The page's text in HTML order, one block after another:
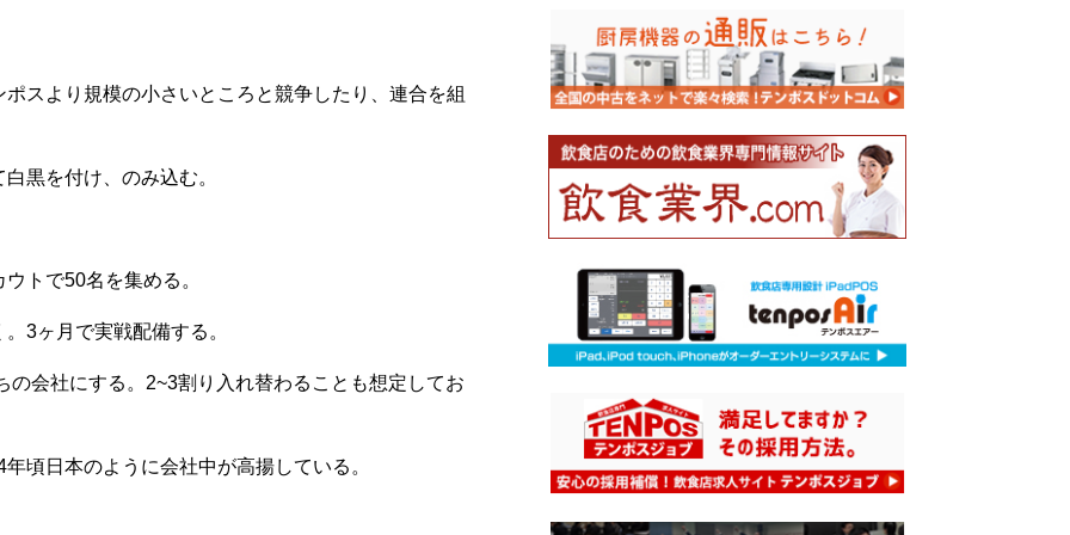
スより規模の小さいところと競争したり、連合を組
黒を付け、のみ込む。
トで50名を集める。
3ヶ月で実戦配備する。
の会社にする。2~3割り入れ替わることも想定してお
頃日本のように会社中が高揚している。